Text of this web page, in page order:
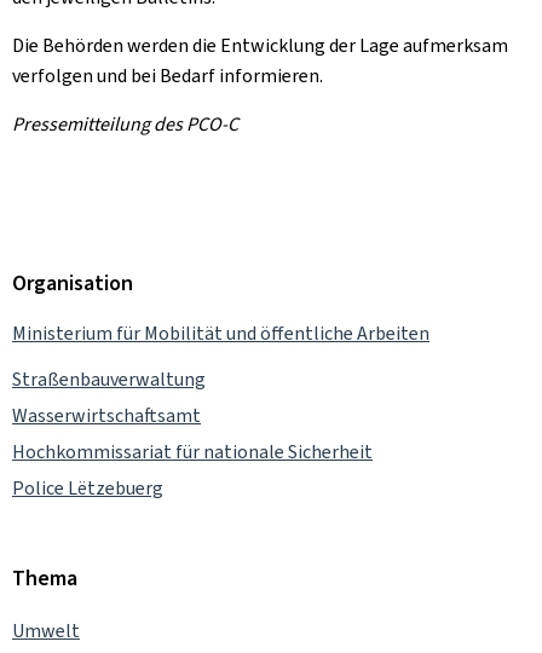
Die Behörden werden die Entwicklung der Lage aufmerksam
verfolgen und bei Bedarf informieren.
Pressemitteilung des PCO-C
Organisation
Ministerium für Mobilität und öffentliche Arbeiten
Straßenbauverwaltung
Wasserwirtschaftsamt
Hochkommissariat für nationale Sicherheit
Police Lëtzebuerg
Thema
Umwelt